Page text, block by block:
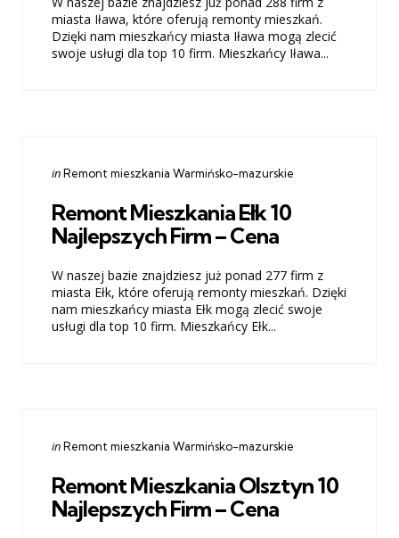
miasta Iława, które oferują remonty mieszkań.
Dzięki nam mieszkańcy miasta Iława mogą zlecić
swoje usługi dla top 10 firm. Mieszkańcy Iława...
Categories
Posted
inRemont mieszkania Warmińsko-mazurskie
Remont Mieszkania Ełk 10
Najlepszych Firm – Cena
W naszej bazie znajdziesz już ponad 277 firm z
miasta Ełk, które oferują remonty mieszkań. Dzięki
nam mieszkańcy miasta Ełk mogą zlecić swoje
usługi dla top 10 firm. Mieszkańcy Ełk...
Categories
Posted
inRemont mieszkania Warmińsko-mazurskie
Remont Mieszkania Olsztyn 10
Najlepszych Firm – Cena